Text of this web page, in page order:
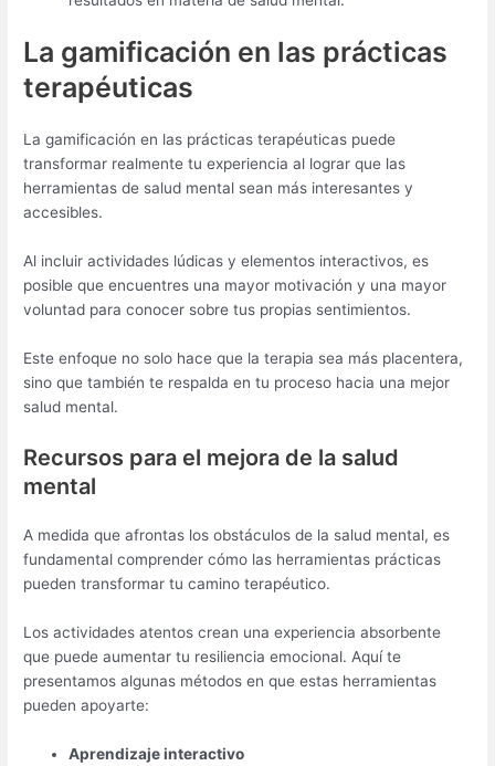
La gamificación en las prácticas
terapéuticas
La gamificación en las prácticas terapéuticas puede
transformar realmente tu experiencia al lograr que las
herramientas de salud mental sean más interesantes y
accesibles.
Al incluir actividades lúdicas y elementos interactivos, es
posible que encuentres una mayor motivación y una mayor
voluntad para conocer sobre tus propias sentimientos.
Este enfoque no solo hace que la terapia sea más placentera,
sino que también te respalda en tu proceso hacia una mejor
salud mental.
Recursos para el mejora de la salud
mental
A medida que afrontas los obstáculos de la salud mental, es
fundamental comprender cómo las herramientas prácticas
pueden transformar tu camino terapéutico.
Los actividades atentos crean una experiencia absorbente
que puede aumentar tu resiliencia emocional. Aquí te
presentamos algunas métodos en que estas herramientas
pueden apoyarte:
Aprendizaje interactivo